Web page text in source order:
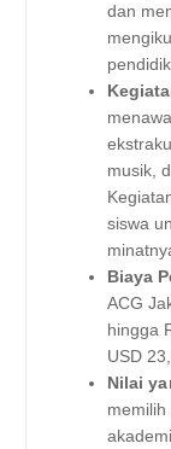
dan
musik,
siswa
Biaya
ACG
hingga
USD
Nilai